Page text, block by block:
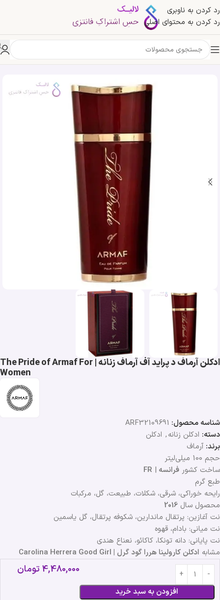
رد کردن به ناوبری
رد کردن به محتوای اصلی
خانه »فروشگاه »ادکلن آرماف د پراید آف آرماف زنانه | The Pride of Armaf For Women
ادکلن آرماف د پراید آف آرماف زنانه | The Pride of Armaf For
Women
شناسه محصول: ARF32109691
دسته: ادکلن زنانه, ادکلن
برند: آرماف
حجم 100 میلی‌لیتر
ساخت کشور فرانسه |
FR
طبع گرم
رایحه خوراکی، شرقی، شکلات، طبیعت، گل، مرکبات
محصول سال 2016
نت آغازین: پرتقال ماندارین، شکوفه پرتقال، گل یاسمین
نت میانی: بادام، قهوه
نت پایانی: دانه تونکا، کاکائو، نعناع هندی
مشابه ادکلن کارولینا هررا گود گرل | Carolina Herrera Good Girl
افزودن به سبد خرید
4,480,000 تومان